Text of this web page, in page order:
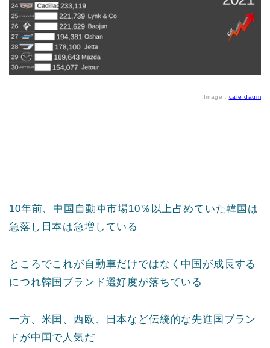
Image： cafe daum
10年前、中国自動車市場10％以上占めていた韓国は
急落し日本は急増している
ところでこれが自動車だけではなく中国が成長する
につれ韓国ブランド選好度が落ちている
一方、米国、西欧、日本など伝統的な先進国ブラン
ドが中国で人気だ